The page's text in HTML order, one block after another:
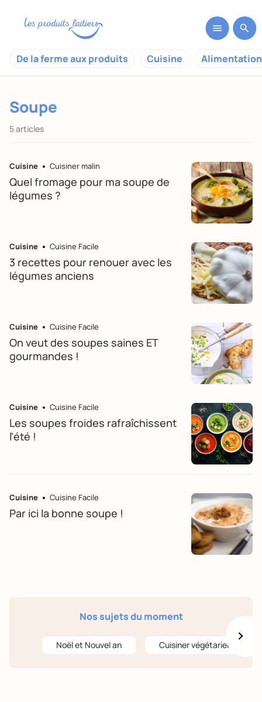
De la ferme aux produits Cuisine
Soupe
5 articles
Cuisine Cuisiner malin
Quel fromage pour ma soupe de
légumes ?
Cuisine Cuisine Facile
3 recettes pour renouer avec les
légumes anciens
Cuisine Cuisine Facile
On veut des soupes saines ET
gourmandes !
Cuisine Cuisine Facile
Les soupes froides rafraîchissent
l'été !
Cuisine Cuisine Facile
Par ici la bonne soupe !
Nos sujets du moment
Noël et Nouvel an Cuisiner végétarien